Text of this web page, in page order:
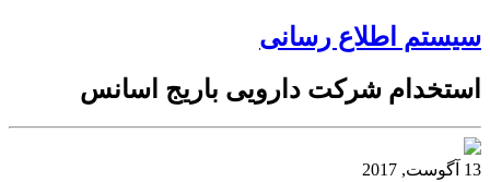
سیستم اطلاع رسانی
استخدام شرکت دارویی باریج اسانس
13 آگوست, 2017